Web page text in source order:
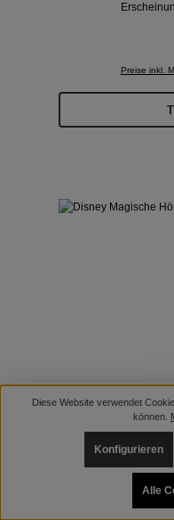
Preise inkl.
Diese Website verwendet
können.
Konfigurieren
Alle